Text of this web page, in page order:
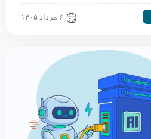
۶ مرداد ۱۴۰۵